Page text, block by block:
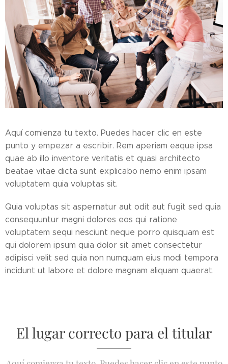
Aquí comienza tu texto. Puedes hacer clic en este
punto y empezar a escribir. Rem aperiam eaque ipsa
quae ab illo inventore veritatis et quasi architecto
beatae vitae dicta sunt explicabo nemo enim ipsam
voluptatem quia voluptas sit.
Quia voluptas sit aspernatur aut odit aut fugit sed quia
consequuntur magni dolores eos qui ratione
voluptatem sequi nesciunt neque porro quisquam est
qui dolorem ipsum quia dolor sit amet consectetur
adipisci velit sed quia non numquam eius modi tempora
incidunt ut labore et dolore magnam aliquam quaerat.
El lugar correcto para el titular